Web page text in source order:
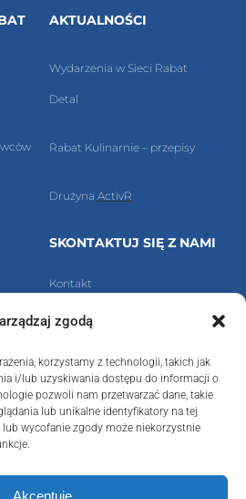
zgodą
korzystamy z technologii, takich jak
i/lub uzyskiwania dostępu do informacji o
pozwoli nam przetwarzać dane, takie
lub unikalne identyfikatory na tej
wycofanie zgody może niekorzystnie
Akceptuję
AKTUALNOŚCI
Wydarzenia w Sieci Rabat
Detal
Rabat Kulinarnie – przepisy
Drużyna ActivR
SKONTAKTUJ SIĘ Z NAMI
Kontakt
Polityka prywatności
z o.o.
276988150